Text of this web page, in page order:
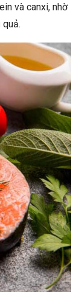
và canxi, nhờ